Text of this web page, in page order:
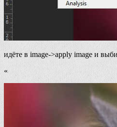
идёте в image->apply image и
«